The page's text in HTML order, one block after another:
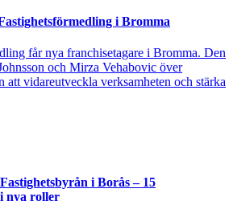
i Bromma
får nya franchisetagare i Bromma. Den
och Mirza Vehabovic över
att vidareutveckla verksamheten och stärka
i Borås – 15
nya roller